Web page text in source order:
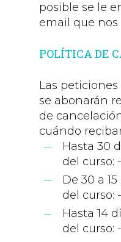
posible se le
email que
POLÍTICA DE
Las
se abonarán
de
cuándo
Hasta 30
del curso: -
De 30 a
del curso:
Hasta 14
del curso: